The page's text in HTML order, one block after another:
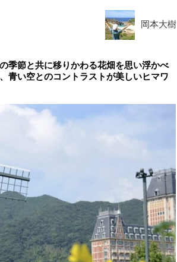
岡本大樹
季節と共に移りかわる花畑を思い浮かべ
青い空とのコントラストが美しいヒマワ